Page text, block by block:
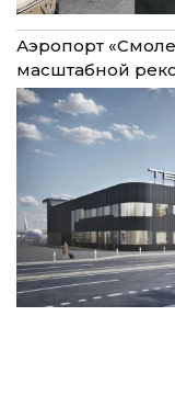
Аэропорт
масштабной